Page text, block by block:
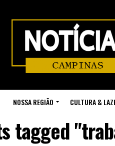
NOSSA REGIÃO CULTURA &
tagged